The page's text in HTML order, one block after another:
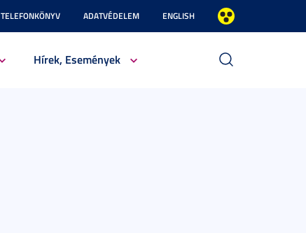
TELEFONKÖNYV ADATVÉDELEM ENGLISH
Hírek, Események